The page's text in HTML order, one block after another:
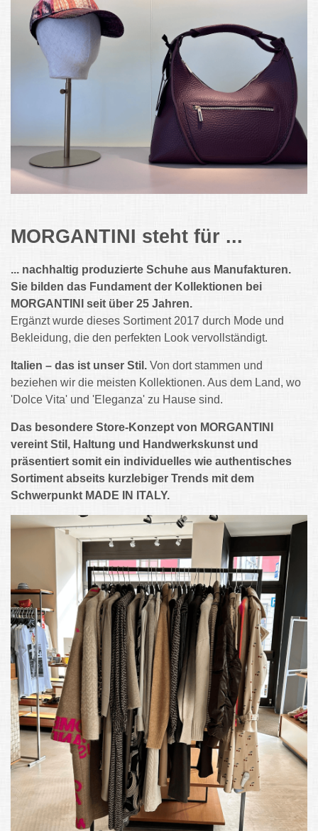
MORGANTINI steht für ...
... nachhaltig produzierte Schuhe aus Manufakturen.
Sie bilden das Fundament der Kollektionen bei
MORGANTINI seit über 25 Jahren.
Ergänzt wurde dieses Sortiment 2017 durch Mode und
Bekleidung, die den perfekten Look vervollständigt.
Italien – das ist unser Stil. Von dort stammen und
beziehen wir die meisten Kollektionen. Aus dem Land, wo
'Dolce Vita' und 'Eleganza' zu Hause sind.
Das besondere Store-Konzept von MORGANTINI
vereint Stil, Haltung und Handwerkskunst und
präsentiert somit ein individuelles wie authentisches
Sortiment abseits kurzlebiger Trends mit dem
Schwerpunkt MADE IN ITALY.